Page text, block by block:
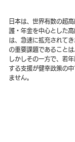
日本は、世界有数の超
護・年金を中心とした
は、急速に拡充されて
の重要課題であることは
しかしその一方で、若
する支援が健幸政策の
ません。